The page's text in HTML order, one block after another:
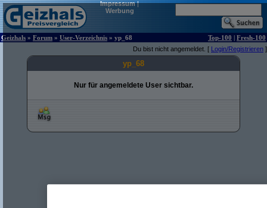
Impressum|
Werbung
Geizhals » Forum » User-Verzeichnis » yp_68 Top-100 | Fresh-100
Du bist nicht angemeldet. [ Login/Registrieren ]
yp_68
Nur für angemeldete User sichtbar.